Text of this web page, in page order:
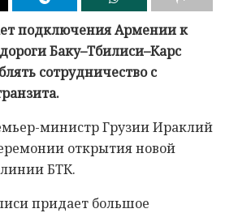
подключения Армении к
Баку–Тбилиси–Карс
сотрудничество с
министр Грузии Ираклий
открытия новой
БТК.
придает большое